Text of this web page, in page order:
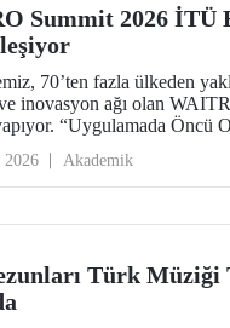
Summit 2026 İTÜ
70’ten fazla ülkeden
inovasyon ağı olan
“Uygulamada Öncü
geçişi merkeze alıyor.
2026 Akademik
Türk Müziği